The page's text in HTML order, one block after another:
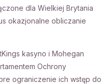
dla Wielkiej Brytania
okazjonalne obliczanie
kasyno i Mohegan
Ochrony
ograniczenie ich wstęp do